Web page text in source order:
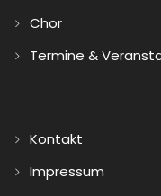
Chor
Termine &
Kontakt
Impressum